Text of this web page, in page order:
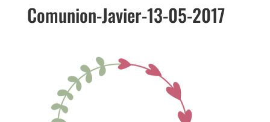
Comunion-Javier-13-05-2017